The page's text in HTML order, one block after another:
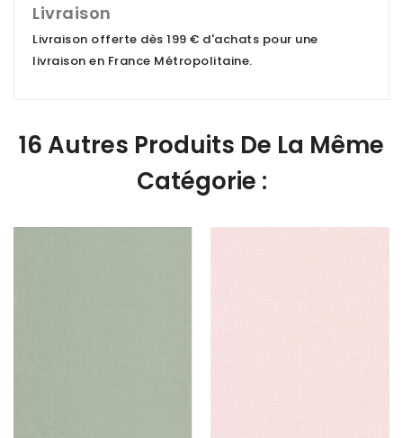
Livraison
Livraison offerte dès 199 € d'achats pour une
livraison en France Métropolitaine.
16 Autres Produits De La Même
Catégorie :